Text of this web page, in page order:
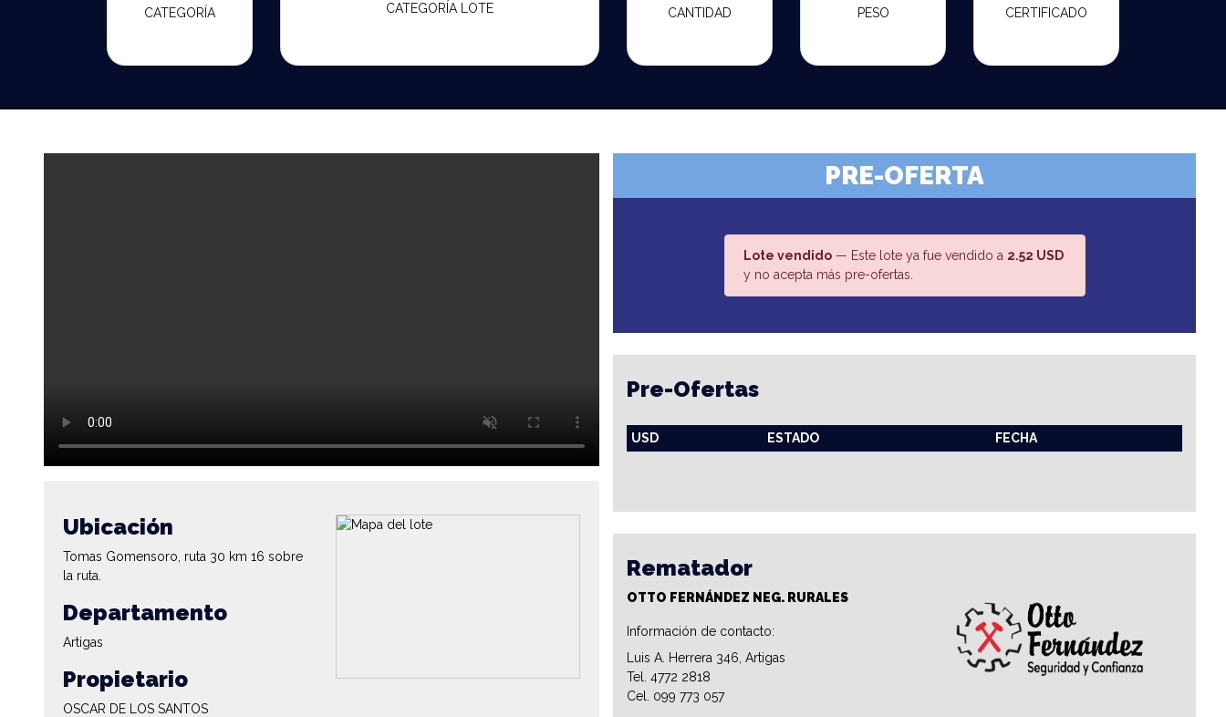
CATEGORÍA CATEGORÍA LOTE CANTIDAD PESO CERTIFICADO
Ubicación
Tomas Gomensoro, ruta 30 km 16 sobre
la ruta.
Departamento
Artigas
Propietario
OSCAR DE LOS SANTOS
PRE-OFERTA
Lote vendido— Este lote ya fue vendido a 2.52 USD
y no acepta más pre-ofertas.
Pre-Ofertas
USD ESTADO FECHA
Rematador
OTTO FERNÁNDEZ NEG. RURALES
Información de contacto:
Luis A. Herrera 346, Artigas
Tel. 4772 2818
Cel. 099 773 057